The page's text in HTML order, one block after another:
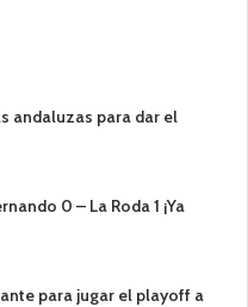
andaluzas para dar el
0 – La Roda 1 ¡Ya
para jugar el playoff a